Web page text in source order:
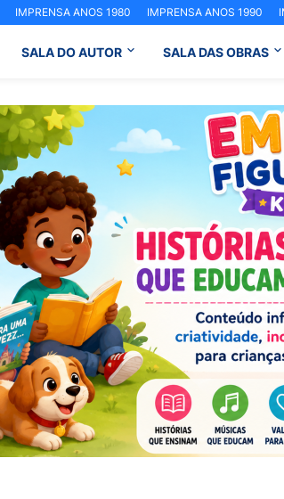
IMPRENSA ANOS 1980 IMPRENSA ANOS 1990
SALA DO AUTOR SALA DAS OBRAS